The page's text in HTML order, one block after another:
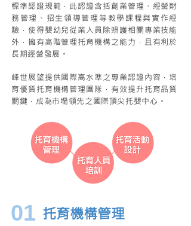
標準認證規範，此認證含括​創業管理、經營財
務管理、招生領導管理等教學課程與實作經
驗，使得嬰幼兒從業人員除照護​相關專業技能
外，擁有高階管理托育機構之能力，且有利於
長期經營發展。
峰世展望提供國際高水準之專業認證內容，培
育優質托育機構管理團隊，有效提升托育品質
關鍵，成為市場領先之國際頂尖托嬰中心。
01 托育機構管理